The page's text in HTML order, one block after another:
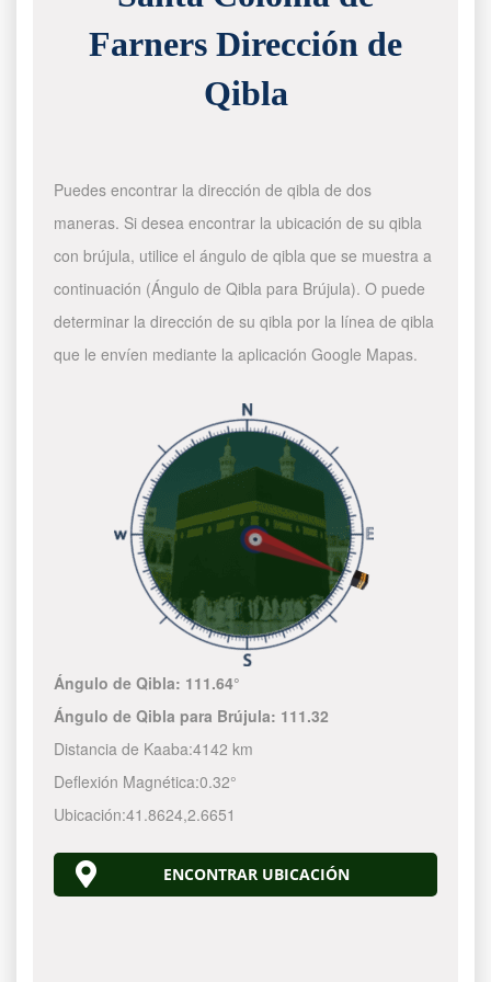
Farners Dirección de
Qibla
Puedes encontrar la dirección de qibla de dos
maneras. Si desea encontrar la ubicación de su qibla
con brújula, utilice el ángulo de qibla que se muestra a
continuación (Ángulo de Qibla para Brújula). O puede
determinar la dirección de su qibla por la línea de qibla
que le envíen mediante la aplicación Google Mapas.
Ángulo de Qibla: 111.64°
Ángulo de Qibla para Brújula: 111.32
Distancia de Kaaba:4142 km
Deflexión Magnética:0.32°
Ubicación:41.8624,2.6651
ENCONTRAR UBICACIÓN